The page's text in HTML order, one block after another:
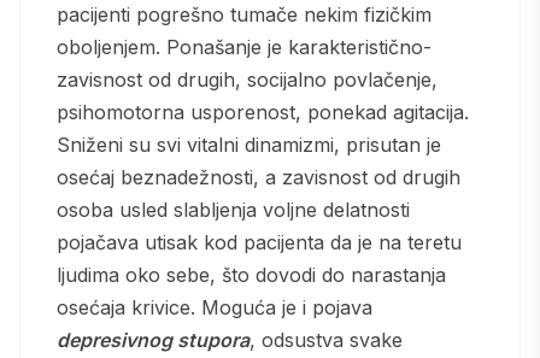
pacijenti pogrešno tumače nekim fizičkim
oboljenjem. Ponašanje je karakteristično-
zavisnost od drugih, socijalno povlačenje,
psihomotorna usporenost, ponekad agitacija.
Sniženi su svi vitalni dinamizmi, prisutan je
osećaj beznadežnosti, a zavisnost od drugih
osoba usled slabljenja voljne delatnosti
pojačava utisak kod pacijenta da je na teretu
ljudima oko sebe, što dovodi do narastanja
osećaja krivice. Moguća je i pojava
depresivnog stupora, odsustva svake